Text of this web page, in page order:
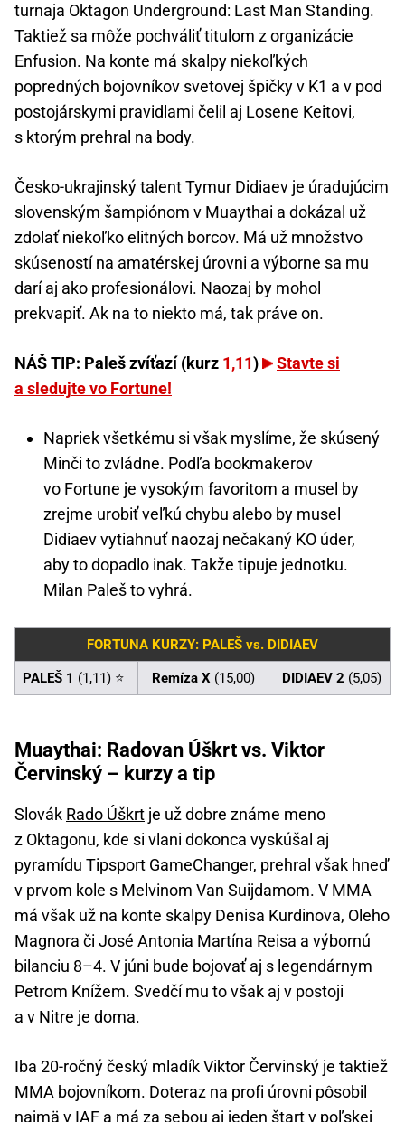
turnaja Oktagon Underground: Last Man Standing.
Taktiež sa môže pochváliť titulom z organizácie
Enfusion. Na konte má skalpy niekoľkých
popredných bojovníkov svetovej špičky v K1 a v pod
postojárskymi pravidlami čelil aj Losene Keitovi,
s ktorým prehral na body.
Česko-ukrajinský talent Tymur Didiaev je úradujúcim
slovenským šampiónom v Muaythai a dokázal už
zdolať niekoľko elitných borcov. Má už množstvo
skúseností na amatérskej úrovni a výborne sa mu
darí aj ako profesionálovi. Naozaj by mohol
prekvapiť. Ak na to niekto má, tak práve on.
NÁŠ TIP: Paleš zvíťazí (kurz 1,11)
Stavte si
a sledujte vo Fortune!
Napriek všetkému si však myslíme, že skúsený
Minči to zvládne. Podľa bookmakerov
vo Fortune je vysokým favoritom a musel by
zrejme urobiť veľkú chybu alebo by musel
Didiaev vytiahnuť naozaj nečakaný KO úder,
aby to dopadlo inak. Takže tipuje jednotku.
Milan Paleš to vyhrá.
FORTUNA KURZY: PALEŠ vs. DIDIAEV
PALEŠ 1 (1,11) ⭐ Remíza X(15,00) DIDIAEV 2 (5,05)
Muaythai: Radovan Úškrt vs. Viktor
Červinský – kurzy a tip
Slovák Rado Úškrt je už dobre známe meno
z Oktagonu, kde si vlani dokonca vyskúšal aj
pyramídu Tipsport GameChanger, prehral však hneď
v prvom kole s Melvinom Van Suijdamom. V MMA
má však už na konte skalpy Denisa Kurdinova, Oleho
Magnora či José Antonia Martína Reisa a výbornú
bilanciu 8–4. V júni bude bojovať aj s legendárnym
Petrom Knížem. Svedčí mu to však aj v postoji
a v Nitre je doma.
Iba 20-ročný český mladík Viktor Červinský je taktiež
MMA bojovníkom. Doteraz na profi úrovni pôsobil
najmä v IAF a má za sebou aj jeden štart v poľskej